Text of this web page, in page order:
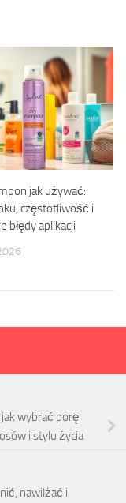
jak używać:
częstotliwość i
błędy aplikacji
wybrać porę
i stylu życia
nawilżać i